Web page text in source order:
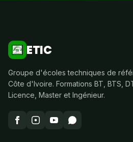
ETIC
Groupe d'écoles techniques de
Côte d'Ivoire. Formations BT, BTS,
Licence, Master et Ingénieur.